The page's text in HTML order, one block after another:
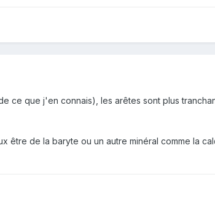
ce que j'en connais), les arêtes sont plus
être de la baryte ou un autre minéral comme la